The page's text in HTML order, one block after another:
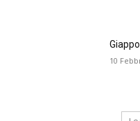
10